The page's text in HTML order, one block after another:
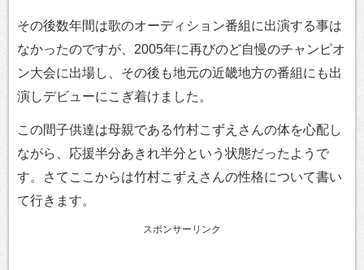
その後数年間は歌のオーディション番組に出演する事は
なかったのですが、2005年に再びのど自慢のチャンピオ
ン大会に出場し、その後も地元の近畿地方の番組にも出
演しデビューにこぎ着けました。
この間子供達は母親である竹村こずえさんの体を心配し
ながら、応援半分あきれ半分という状態だったようで
す。さてここからは竹村こずえさんの性格について書い
て行きます。
スポンサーリンク